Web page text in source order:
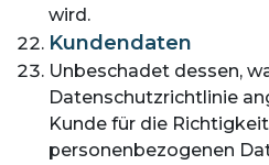
wird.
Kundendaten
Unbeschadet dessen,
Datenschutzrichtlinie
Kunde für die
personenbezogenen